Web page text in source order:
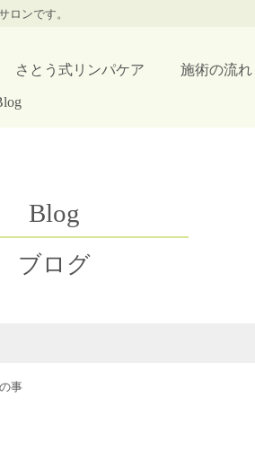
ロンです。
さとう式リンパケア 施術の流れ
Blog
ブログ
事